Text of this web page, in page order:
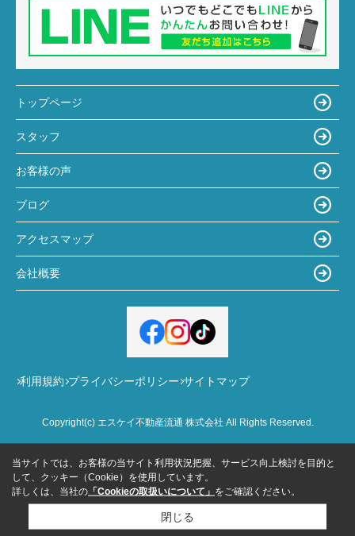
トップページ
スタッフ
お客様の声
ブログ
アクセスマップ
会社概要
利用規約 プライバシーポリシー サイトマップ
Copyright(c) エスケイ不動産流通 株式会社 All Rights Reserved.
当サイトでは、お客様の当サイト利用状況把握、サービス向上検討を目的と
して、クッキー（Cookie）を使用しています。
詳しくは、当社の 「Cookieの取扱いについて」 をご確認ください。
閉じる